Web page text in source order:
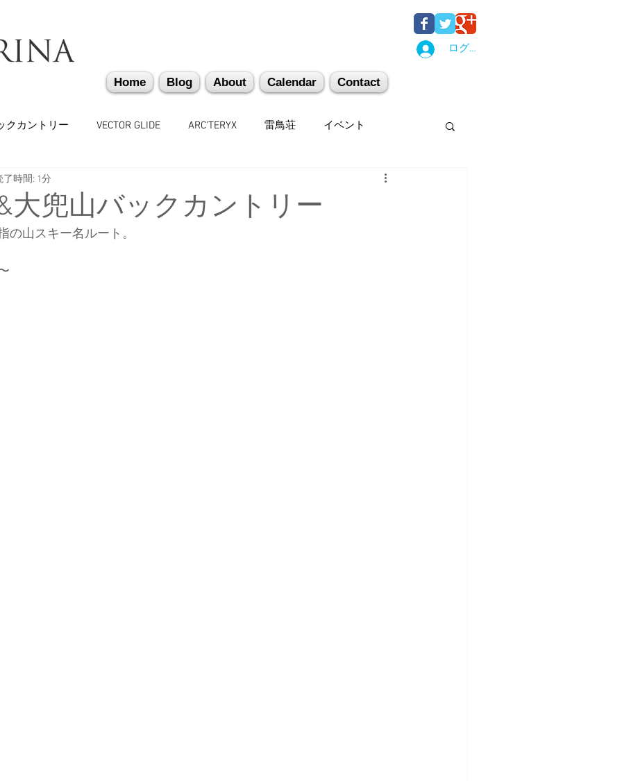
ログイン
Home Blog About Calendar Contact
クカントリー VECTOR GLIDE ARC'TERYX 雷鳥荘 イベント
ぐらバックカントリー
しいもの バックカントリーギア
大兜山バックカントリー
了時間: 1分
の山スキー名ルート。